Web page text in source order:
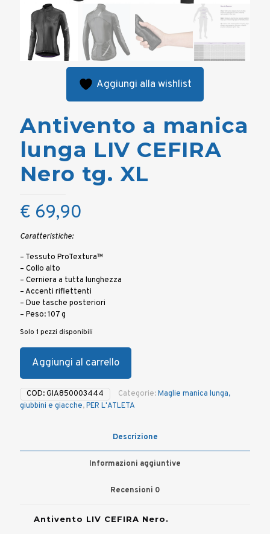
Aggiungi alla wishlist
Antivento a manica
lunga LIV CEFIRA
Nero tg. XL
€ 69,90
Caratteristiche:
– Tessuto ProTextura™
– Collo alto
– Cerniera a tutta lunghezza
– Accenti riflettenti
– Due tasche posteriori
– Peso: 107 g
Solo 1 pezzi disponibili
Aggiungi al carrello
COD:GIA850003444 Categorie:Maglie manica lunga,
giubbini e giacche,PER L'ATLETA
Descrizione
Informazioni aggiuntive
Recensioni 0
Antivento LIV CEFIRA Nero.